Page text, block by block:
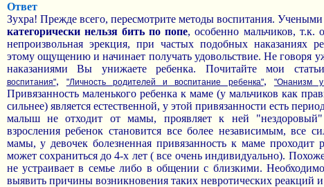
Ответ
Зухра! Прежде всего, пересмотрите методы воспитания. Учеными
категорически нельзя бить по попе, особенно мальчиков, т.к.
непроизвольная эрекция, при частых подобных наказаниях
этому ощущению и начинает получать удовольствие. Не говоря
наказаниями Вы унижаете ребенка. Почитайте мои
воспитания", "Личность родителей и воспитание ребенка", "Онанизм у
Привязанность маленького ребенка к маме (у мальчиков как
сильнее) является естественной, у этой привязанности есть
малыш не отходит от мамы, проявляет к ней
взросления ребенок становится все более независимым, все
мамы, у девочек болезненная привязанность к маме проходит
может сохраниться до 4-х лет ( все очень индивидуально).
не устраивает в семье либо в общении с близкими.
выявить причины возникновения таких невротических реакций